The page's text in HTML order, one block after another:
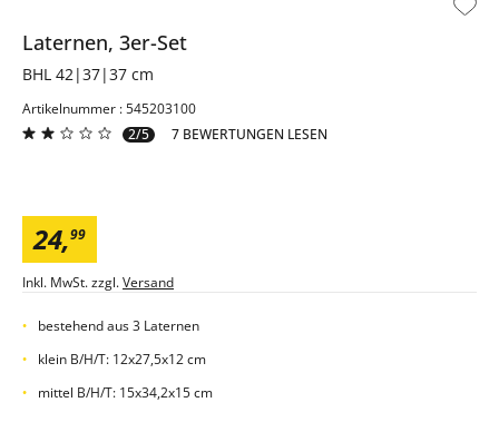
Laternen, 3er-Set
BHL 42|37|37 cm
Artikelnummer : 545203100
2/5
7 BEWERTUNGEN LESEN
24,99
Inkl. MwSt. zzgl.Versand
bestehend aus 3 Laternen
klein B/H/T: 12x27,5x12 cm
mittel B/H/T: 15x34,2x15 cm